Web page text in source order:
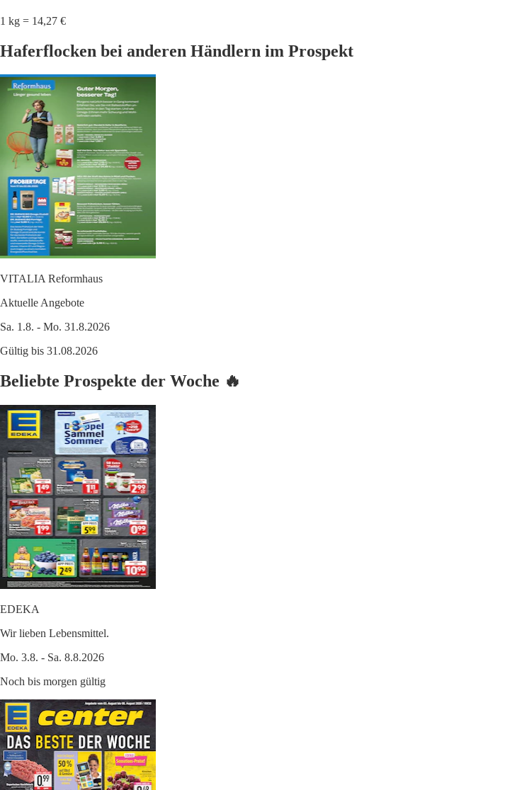
1 kg = 14,27 €
Haferflocken bei anderen Händlern im Prospekt
VITALIA Reformhaus
Aktuelle Angebote
Sa. 1.8. - Mo. 31.8.2026
Gültig bis 31.08.2026
Beliebte Prospekte der Woche 🔥
EDEKA
Wir lieben Lebensmittel.
Mo. 3.8. - Sa. 8.8.2026
Noch bis morgen gültig